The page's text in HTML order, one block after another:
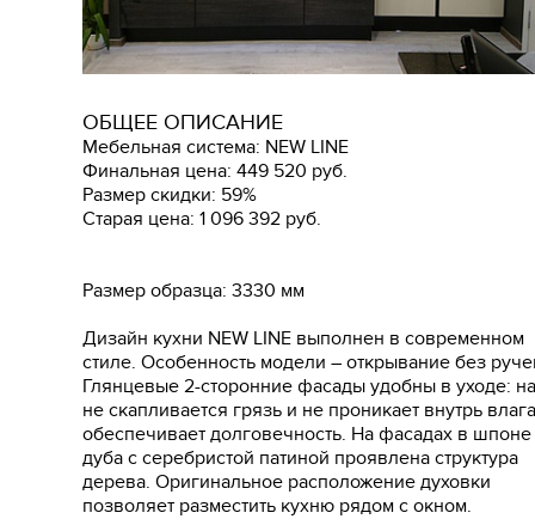
ОБЩЕЕ ОПИСАНИЕ
Мебельная система: NEW LINE
Финальная цена: 449 520 руб.
Размер скидки: 59%
Старая цена: 1 096 392 руб.
Размер образца: 3330 мм
Дизайн кухни NEW LINE выполнен в современном
стиле. Особенность модели – открывание без
Глянцевые 2-сторонние фасады удобны в уходе:
не скапливается грязь и не проникает внутрь
обеспечивает долговечность. На фасадах в шпоне
дуба с серебристой патиной проявлена структура
дерева. Оригинальное расположение духовки
позволяет разместить кухню рядом с окном.